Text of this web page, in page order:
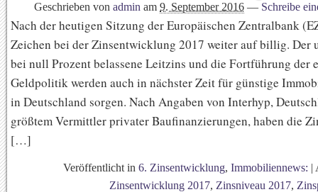
Geschrieben von admin am 9. September 2016 — Schreibe
Nach der heutigen Sitzung der Europäischen Zentralbank
Zeichen bei der Zinsentwicklung 2017 weiter auf billig. Der
bei null Prozent belassene Leitzins und die Fortführung der
Geldpolitik werden auch in nächster Zeit für günstige
in Deutschland sorgen. Nach Angaben von Interhyp,
größtem Vermittler privater Baufinanzierungen, haben die
[…]
Veröffentlicht in 6. Zinsentwicklung, Immobiliennews: |
Zinsentwicklung 2017, Zinsniveau 2017,